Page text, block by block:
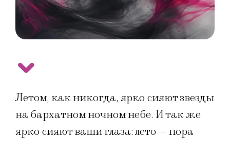
Летом, как никогда, ярко сияют звезды
на бархатном ночном небе. И так же
ярко сияют ваши глаза: лето — пора